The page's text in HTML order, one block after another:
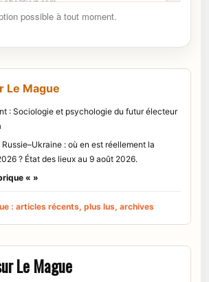
possible à tout moment.
Le Mague
: Sociologie et psychologie du futur électeur
: où en est réellement la
? État des lieux au 9 août 2026.
« »
: articles récents, plus lus, archives
Le Mague